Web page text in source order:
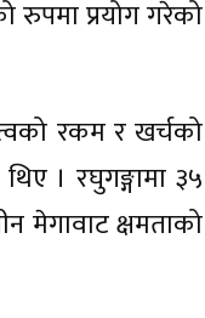
प्रयोग गरेको
रकम र खर्चको
। रघुगङ्गामा ३५
मेगावाट क्षमताको